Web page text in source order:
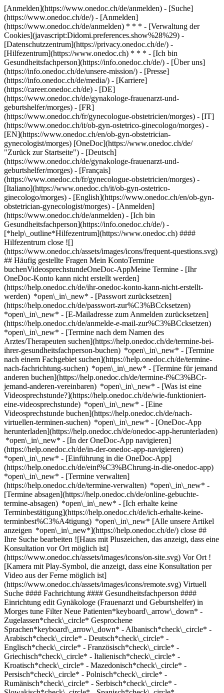
[Anmelden](https://www.onedoc.ch/de/anmelden) - [Suche]
(https://www.onedoc.ch/de/) - [Anmelden]
(https://www.onedoc.ch/de/anmelden) * * * - [Verwaltung der
Cookies](javascript:Didomi.preferences.show%28%29) -
[Datenschutzzentrum](https://privacy.onedoc.ch/de/) -
[Hilfezentrum](https://www.onedoc.ch) * * * - [Ich bin
Gesundheitsfachperson](https://info.onedoc.ch/de/) - [Über uns]
(https://info.onedoc.ch/de/unsere-mission/) - [Presse]
(https://info.onedoc.ch/de/media/) - [Karriere]
(https://career.onedoc.ch/de) - [DE]
(https://www.onedoc.ch/de/gynakologe-frauenarzt-und-
geburtshelfer/morges) - [FR]
(https://www.onedoc.ch/fr/gynecologue-obstetricien/morges) - [IT]
(https://www.onedoc.ch/it/ob-gyn-ostetrico-ginecologo/morges) -
[EN](https://www.onedoc.ch/en/ob-gyn-obstetrician-
gynecologist/morges) [OneDoc](https://www.onedoc.ch/de/
"Zurück zur Startseite") - [Deutsch]
(https://www.onedoc.ch/de/gynakologe-frauenarzt-und-
geburtshelfer/morges) - [Français]
(https://www.onedoc.ch/fr/gynecologue-obstetricien/morges) -
[Italiano](https://www.onedoc.ch/it/ob-gyn-ostetrico-
ginecologo/morges) - [English](https://www.onedoc.ch/en/ob-gyn-
obstetrician-gynecologist/morges) - [Anmelden]
(https://www.onedoc.ch/de/anmelden) - [Ich bin
Gesundheitsfachperson](https://info.onedoc.ch/de/) -
[*help\_outline*Hilfezentrum](https://www.onedoc.ch) ####
Hilfezentrum close ![]
(https://www.onedoc.ch/assets/images/icons/frequent-questions.svg)
## Häufig gestellte Fragen Mein KontoTermine
buchenVideosprechstundeOneDoc-AppMeine Termine - [Ihr
OneDoc-Konto kann nicht erstellt werden]
(https://help.onedoc.ch/de/ihr-onedoc-konto-kann-nicht-erstellt-
werden) *open\_in\_new* - [Passwort zurücksetzen]
(https://help.onedoc.ch/de/passwort-zur%C3%BCcksetzen)
*open\_in\_new* - [E-Mailadresse zum Anmelden zurücksetzen]
(https://help.onedoc.ch/de/anmelde-e-mail-zur%C3%BCcksetzen)
*open\_in\_new* - [Termine nach dem Namen des
Arztes/Therapeuten suchen](https://help.onedoc.ch/de/termine-bei-
ihrer-gesundheitsfachperson-buchen) *open\_in\_new* - [Termine
nach einem Fachgebiet suchen](https://help.onedoc.ch/de/termine-
nach-fachrichtung-suchen) *open\_in\_new* - [Termine für jemand
anderen buchen](https://help.onedoc.ch/de/termine-f%C3%BCr-
jemand-anderen-vereinbaren) *open\_in\_new* - [Was ist eine
Videosprechstunde?](https://help.onedoc.ch/de/wie-funktioniert-
eine-videosprechstunde) *open\_in\_new* - [Eine
Videosprechstunde buchen](https://help.onedoc.ch/de/nach-
virtuellen-terminen-suchen) *open\_in\_new* - [OneDoc-App
herunterladen](https://help.onedoc.ch/de/onedoc-app-herunterladen)
*open\_in\_new* - [In der OneDoc-App navigieren]
(https://help.onedoc.ch/de/in-der-onedoc-app-navigieren)
*open\_in\_new* - [Einführung in die OneDoc-App]
(https://help.onedoc.ch/de/einf%C3%BChrung-in-die-onedoc-app)
*open\_in\_new* - [Termine verwalten](https://help.onedoc.ch/de/termine-verwalten) *open\_in\_new* - [Termine absagen](https://help.onedoc.ch/de/online-gebuchte-termine-absagen) *open\_in\_new* - [Ich erhalte keine Terminbestätigung](https://help.onedoc.ch/de/ich-erhalte-keine-terminbest%C3%A4tigung) *open\_in\_new* [Alle unsere Artikel anzeigen *open\_in\_new*](https://help.onedoc.ch/de/) close ## Ihre Suche bearbeiten ![Haus mit Pluszeichen, das anzeigt, dass eine Konsultation vor Ort möglich ist](https://www.onedoc.ch/assets/images/icons/on-site.svg) Vor Ort ![Kamera mit Play-Symbol, die anzeigt, dass eine Konsultation per Video aus der Ferne möglich ist](https://www.onedoc.ch/assets/images/icons/remote.svg) Virtuell Suche #### Fachrichtung #### Gesundheitsfachperson #### Einrichtung edit Gynäkologe (Frauenarzt und Geburtshelfer) in Morges tune Filter Neue Patienten*keyboard\_arrow\_down* - Zugelassen*check\_circle* Gesprochene Sprachen*keyboard\_arrow\_down* - Albanisch*check\_circle* - Arabisch*check\_circle* - Deutsch*check\_circle* - Englisch*check\_circle* - Französisch*check\_circle* - Griechisch*check\_circle* - Italienisch*check\_circle* - Kroatisch*check\_circle* - Mazedonisch*check\_circle* - Persisch*check\_circle* - Polnisch*check\_circle* - Rumänisch*check\_circle* - Serbisch*check\_circle* - Slowakisch*check\_circle* - Spanisch*check\_circle* - Tschechisch*check\_circle* - Vietnamesisch*check\_circle* Geschlecht*keyboard\_arrow\_down* - Weiblich*check\_circle* - Männlich*check\_circle* Netzwerk*keyboard\_arrow\_down* - Réseau Bleu*check\_circle* - Hirslanden*check\_circle* - Ensemble hospitalier de la Côte - EHC*check\_circle* - Medbase*check\_circle* Verfügbarkeit*keyboard\_arrow\_down* - Heute*check\_circle* - In den nächsten 3 Tagen*check\_circle* - In den nächsten 7 Tagen*check\_circle* - In den nächsten 14 Tagen*check\_circle* # Gynäkologie (Frauenarzt) in Morges: Buchen Sie heute Ihren Termin online ## 10 Ergebnisse in Morges [![Dr. Damien Grohar, Gynäkologe (Frauenarzt und Geburtshelfer) in Morges](https://assets.onedoc.ch/images/users/5e69cecef37bf94d9ec280804d07770a17bf99c7f4c6b360d16d4dc76e91f16d-small.jpg "Dr. Damien Grohar, Gynäkologe (Frauenarzt und Geburtshelfer) in Morges")](https://www.onedoc.ch/de/gynakologe-frauenarzt-und-geburtshelfer/morges/pcunh/dr-damien-grohar) ### [Dr. Damien Grohar](https://www.onedoc.ch/de/gynakologe-frauenarzt-und-geburtshelfer/morges/pcunh/dr-damien-grohar) ![Abzeichen, das ein verifiziertes Profil kennzeichnet](https://www.onedoc.ch/assets/images/icons/checkmark.svg) Gynäkologe (Frauenarzt und Geburtshelfer) [Hôpital de Morges](https://www.onedoc.ch/de/spital/morges/e9xi/hopital-de-morges) Chemin du Crêt 2 1110 Morges ![Dr. Damien Grohar ist bei Réseau Bleu angeschlossen](https://assets.onedoc.ch/images/networks/logos/958e41186bbb0331ac7ca183fa1a6965f3a1620d91b1c12c3f810055404b6288-small.png)![Dr. Damien Grohar ist bei Ensemble hospitalier de la Côte - EHC angeschlossen](https://assets.onedoc.ch/images/networks/logos/483a2569649ba245b4978698bfbe894b61b172d08ec48946ccf63f419c185810-small.png) ![Patient mit Pluszeichen, der anzeigt, dass neue Patienten angenommen werden](https://www.onedoc.ch/assets/images/icons/new-patients.svg)Akzeptiert neue Patienten [Termin buchen](https://www.onedoc.ch/de/gynakologe-frauenarzt-und-geburtshelfer/morges/pcunh/dr-damien-grohar) Expertisen:[Verhütung](https://www.onedoc.ch/de/verhutung/morges)Mehr anzeigen *chevron\_left* Di. 04 Aug. *chevron\_right* Mehr Termine anzeigen *error\_outline* Beim Laden der Verfügbarkeiten ist ein Fehler aufgetreten [Erneut versuchen](https://www.onedoc.ch) Expertisen:[Verhütung](https://www.onedoc.ch/de/verhutung/morges)Mehr anzeigen [![Dr. Sabrina Hornung, Gynäkologin (Frauenärztin und Geburtshelferin) in Morges](https://assets.onedoc.ch/images/users/b62ca097bc3b50dd86ea4ef9adfbc7f768ec51baf54f6b0d75a24d13931b703f-small.jpg "Dr. Sabrina Hornung, Gynäkologin (Frauenärztin und Geburtshelferin) in Morges")](https://www.onedoc.ch/de/gynakologin-frauenarztin-und-geburtshelferin/morges/pcu9f/dr-sabrina-hornung) ### [Dr. Sabrina Hornung](https://www.onedoc.ch/de/gynakologin-frauenarztin-und-geburtshelferin/morges/pcu9f/dr-sabrina-hornung) ![Abzeichen, das ein verifiziertes Profil kennzeichnet](https://www.onedoc.ch/assets/images/icons/checkmark.svg) Gynäkologin (Frauenärztin und Geburtshelferin) [Cabinet médical Sanamé](https://www.onedoc.ch/de/medizinische-praxis/morges/etne/cabinet-medical-saname) Rue Saint-Louis 2 1110 Morges ![Patient mit Pluszeichen, der anzeigt, dass neue Patienten angenommen werden](https://www.onedoc.ch/assets/images/icons/new-patients.svg)Akzeptiert neue Patienten [Termin buchen](https://www.onedoc.ch/de/gynakologin-frauenarztin-und-geburtshelferin/morges/pcu9f/dr-sabrina-hornung) Expertisen:[Schwangerschaftsvorsorge | Schwangerschaftsuntersuchung](https://www.onedoc.ch/de/schwangerschaftsvorsorge-schwangerschaftsuntersuchung/morges), [Spirale | Spiraleinlage | Intrauterinpessar (IUP)](https://www.onedoc.ch/de/spirale-spiraleinlage-intrauterinpessar-iup/morges), [Sexuell übertragbare Krankheiten | Sexuell übertragbare Infektionen (STD/STI)](https://www.onedoc.ch/de/sexuell-ubertragbare-krankheiten-sexuell-ubertragbare-infektionen-std-sti/morges)Mehr anzeigen *chevron\_left* Di. 04 Aug. *chevron\_right* Mehr Termine anzeigen *error\_outline* Beim Laden der Verfügbarkeiten ist ein Fehler aufgetreten [Erneut versuchen](https://www.onedoc.ch) Expertisen:[Schwangerschaftsvorsorge | Schwangerschaftsuntersuchung](https://www.onedoc.ch/de/schwangerschaftsvorsorge-schwangerschaftsuntersuchung/morges), [Spirale | Spiraleinlage | Intrauterinpessar (IUP)](https://www.onedoc.ch/de/spirale-spiraleinlage-intrauterinpessar-iup/morges), [Sexuell übertragbare Krankheiten | Sexuell übertragbare Infektionen (STD/STI)](https://www.onedoc.ch/de/sexuell-ubertragbare-krankheiten-sexuell-ubertragbare-infektionen-std-sti/morges)Mehr anzeigen [![Dr. Julien Ouvrans, Gynäkologe (Frauenarzt und Geburtshelfer) in Morges](https://assets.onedoc.ch/images/users/b0b51888683effc4e28bc23fce2880d1b984ade20c52d924853a7ad38a68e357-small.jpg "Dr. Julien Ouvrans, Gynäkologe (Frauenarzt und Geburtshelfer) in Morges")](https://www.onedoc.ch/de/gynakologe-frauenarzt-und-geburtshelfer/morges/pcmu8/dr-julien-ouvrans) ### [Dr. Julien Ouvrans](https://www.onedoc.ch/de/gynakologe-frauenarzt-und-geburtshelfer/morges/pcmu8/dr-julien-ouvrans) ![Abzeichen, das ein verifiziertes Profil kennzeichnet](https://www.onedoc.ch/assets/images/icons/checkmark.svg) Gynäkologe (Frauenarzt und Geburtshelfer) [Cabinet médical Sanamé](https://www.onedoc.ch/de/medizinische-praxis/morges/etne/cabinet-medical-saname) Rue Saint-Louis 2 1110 Morges ![Patient mit Pluszeichen, der anzeigt, dass neue Patienten angenommen werden](https://www.onedoc.ch/assets/images/icons/new-patients.svg)Akzeptiert neue Patienten [Termin buchen](https://www.onedoc.ch/de/gynakologe-frauenarzt-und-geburtshelfer/morges/pcmu8/dr-julien-ouvrans) Expertisen:[Gynäkologischer Notfall | Notfall Frauenarzt](https://www.onedoc.ch/de/gynakologischer-notfall-notfall-frauenarzt/morges), [Schwangerschaftsvorsorge | Schwangerschaftsuntersuchung](https://www.onedoc.ch/de/schwangerschaftsvorsorge-schwangerschaftsuntersuchung/morges)Mehr anzeigen *chevron\_left* Di. 04 Aug. *chevron\_right* Mehr Termine anzeigen *error\_outline* Beim Laden der Verfügbarkeiten ist ein Fehler aufgetreten [Erneut versuchen](https://www.onedoc.ch) Expertisen:[Gynäkologischer Notfall | Notfall Frauenarzt](https://www.onedoc.ch/de/gynakologischer-notfall-notfall-frauenarzt/morges), [Schwangerschaftsvorsorge | Schwangerschaftsuntersuchung](https://www.onedoc.ch/de/schwangerschaftsvorsorge-schwangerschaftsuntersuchung/morges)Mehr anzeigen [![Dr. Andrei Cepleanu, Gynäkologe (Frauenarzt und Geburtshelfer) in Morges](https://assets.onedoc.ch/images/users/8679e17e7bccfea688e7e722581b7f7b56ebb8ce090be7c9a3f5ee51bd49daf5-small.png "Dr. Andrei Cepleanu, Gynäkologe (Frauenarzt und Geburtshelfer) in Morges")](https://www.onedoc.ch/de/gynakologe-frauenarzt-und-geburtshelfer/morges/pcv24/dr-andrei-cepleanu) ### [Dr. Andrei Cepleanu](https://www.onedoc.ch/de/gynakologe-frauenarzt-und-geburtshelfer/morges/pcv24/dr-andrei-cepleanu) Gynäkologe (Frauenarzt und Geburtshelfer) [CMM - Centre Médical de Morges](https://www.onedoc.ch/de/medizinisches-zentrum/morges/ebcgo/cmm-centre-medical-de-morges) Rue de la Gare 15 1110 Morges ![Patient mit Pluszeichen, der anzeigt, dass neue Patienten angenommen werden](https://www.onedoc.ch/assets/images/icons/new-patients.svg)Akzeptiert neue Patienten [Termin buchen](https://www.onedoc.ch/de/gynakologe-frauenarzt-und-geburtshelfer/morges/pcv24/dr-andrei-cepleanu) Expertisen:[Schwangerschaftsvorsorge | Schwangerschaftsuntersuchung](https://www.onedoc.ch/de/schwangerschaftsvorsorge-schwangerschaftsuntersuchung/morges), [Unfruchtbarkeit](https://www.onedoc.ch/de/unfruchtbarkeit/morges), [Intrauterine Insemination (IUI) | Samenübertragung](https://www.onedoc.ch/de/intrauterine-insemination-iui-samenubertragung/morges), [Die Pille danach](https://www.onedoc.ch/de/die-pille-danach/morges), [Spirale | Spiraleinlage | Intrauterinpessar (IUP)](https://www.onedoc.ch/de/spirale-spiraleinlage-intrauterinpessar-iup/morges), [Freiwilliger Schwangerschaftsabbruch | Abtreibung | Abort](https://www.onedoc.ch/de/freiwilliger-schwangerschaftsabbruch-abtreibung-abort/morges), [Wechseljahre | Menopause](https://www.onedoc.ch/de/wechseljahre-menopause/morges)Mehr anzeigen Expertisen:[Schwangerschaftsvorsorge | Schwangerschaftsuntersuchung](https://www.onedoc.ch/de/schwangerschaftsvorsorge-schwangerschaftsuntersuchung/morges), [Unfruchtbarkeit](https://www.onedoc.ch/de/unfruchtbarkeit/morges), [Intrauterine Insemination (IUI) | Samenübertragung](https://www.onedoc.ch/de/intrauterine-insemination-iui-samenubertragung/m